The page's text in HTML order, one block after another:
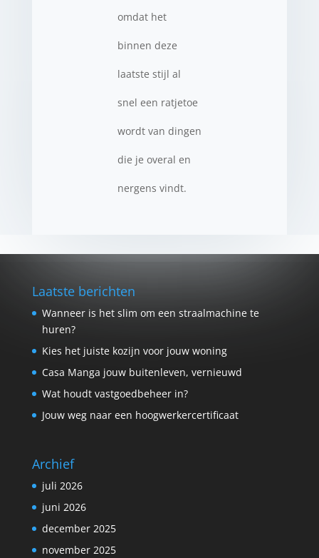
omdat het
binnen deze
laatste stijl al
snel een ratjetoe
wordt van dingen
die je overal en
nergens vindt.
Laatste berichten
Wanneer is het slim om een straalmachine te
huren?
Kies het juiste kozijn voor jouw woning
Casa Manga jouw buitenleven, vernieuwd
Wat houdt vastgoedbeheer in?
Jouw weg naar een hoogwerkercertificaat
Archief
juli 2026
juni 2026
december 2025
november 2025